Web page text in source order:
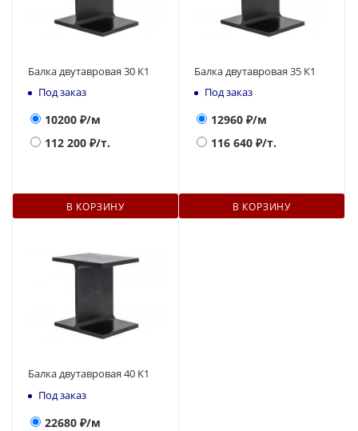
Балка двутавровая 30 К1
Под заказ
10200 ₽/м
112 200 ₽/т.
В КОРЗИНУ
Балка двутавровая 35 К1
Под заказ
12960 ₽/м
116 640 ₽/т.
В КОРЗИНУ
Балка двутавровая 40 К1
Под заказ
22680 ₽/м